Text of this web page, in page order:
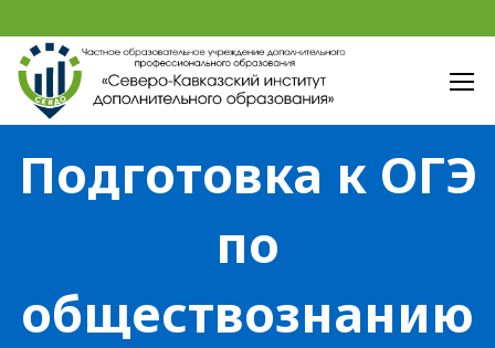
Подготовка к ОГЭ
по
обществознанию